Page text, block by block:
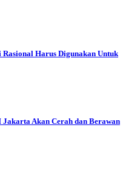
Rasional Harus Digunakan Untuk
Akan Cerah dan Berawan